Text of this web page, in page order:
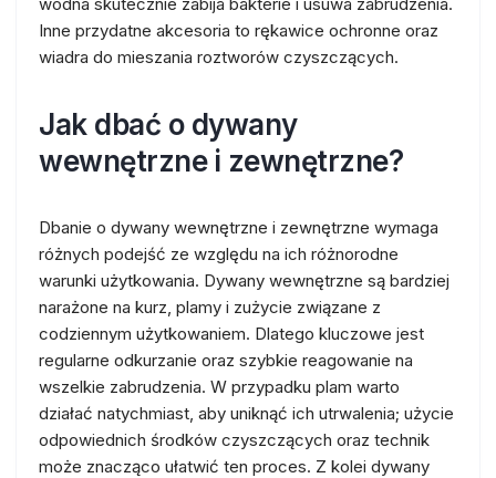
Inne przydatne akcesoria to rękawice ochronne oraz
wiadra do mieszania roztworów czyszczących.
Jak dbać o dywany
wewnętrzne i zewnętrzne?
Dbanie o dywany wewnętrzne i zewnętrzne wymaga
różnych podejść ze względu na ich różnorodne
warunki użytkowania. Dywany wewnętrzne są bardziej
narażone na kurz, plamy i zużycie związane z
codziennym użytkowaniem. Dlatego kluczowe jest
regularne odkurzanie oraz szybkie reagowanie na
wszelkie zabrudzenia. W przypadku plam warto
działać natychmiast, aby uniknąć ich utrwalenia; użycie
odpowiednich środków czyszczących oraz technik
może znacząco ułatwić ten proces. Z kolei dywany